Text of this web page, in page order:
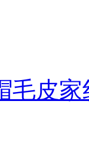
毛皮家